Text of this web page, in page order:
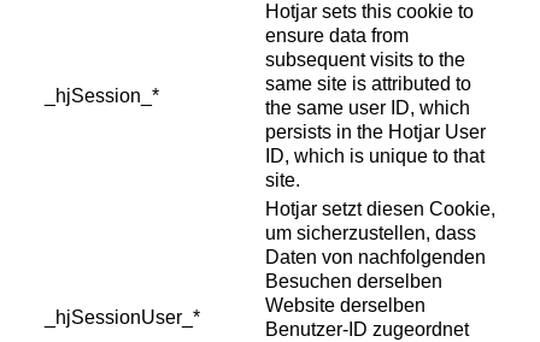
_hjSession_*
Hotjar sets this cookie to
ensure data from
subsequent visits to the
same site is attributed to
the same user ID, which
persists in the Hotjar User
ID, which is unique to that
site.
_hjSessionUser_*
Hotjar setzt diesen Cookie,
um sicherzustellen, dass
Daten von nachfolgenden
Besuchen derselben
Website derselben
Benutzer-ID zugeordnet